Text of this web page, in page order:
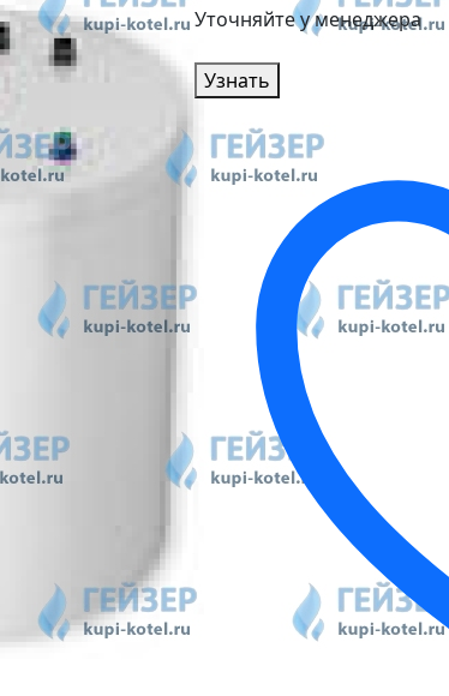
Уточняйте у менеджера
Узнать